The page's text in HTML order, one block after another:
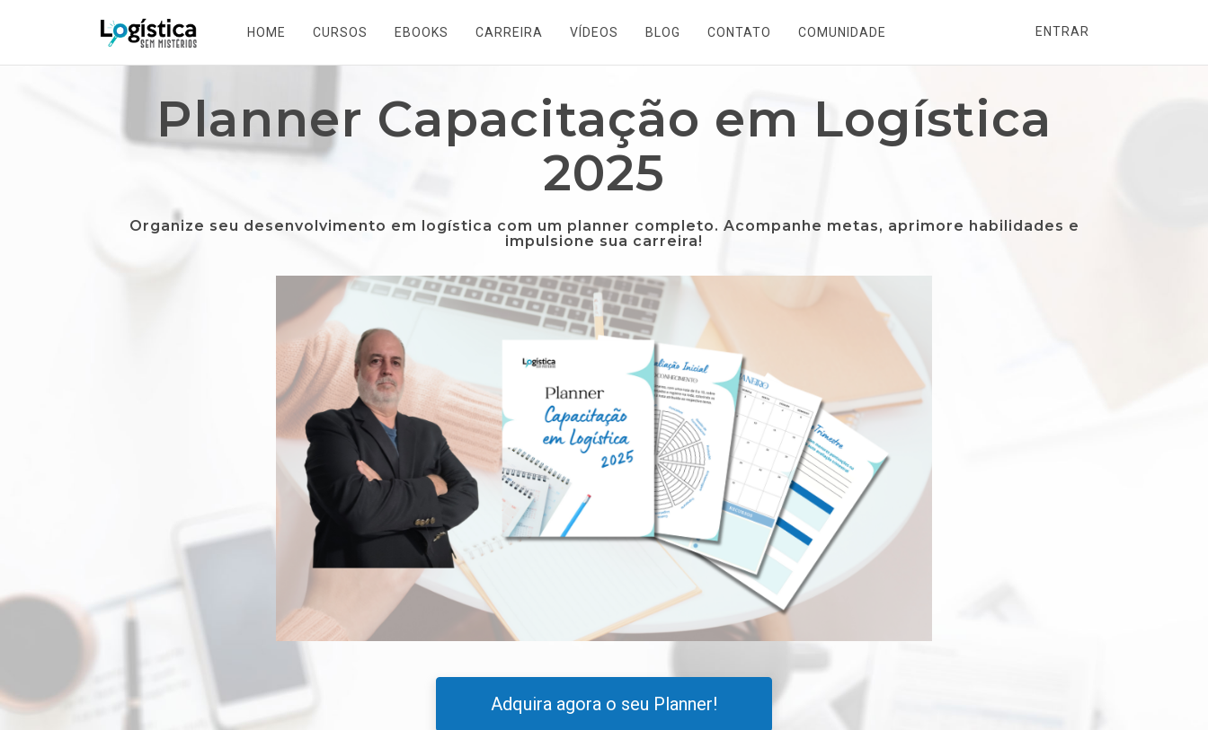
HOME CURSOS EBOOKS CARREIRA VÍDEOS BLOG CONTATO COMUNIDADE ENTRAR
Planner Capacitação em Logística
2025
Organize seu desenvolvimento em logística com um planner completo. Acompanhe metas, aprimore habilidades e
impulsione sua carreira!
Adquira agora o seu Planner!